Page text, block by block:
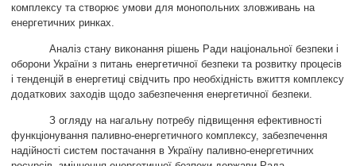
комплексу та створює умови для монопольних зловживань на
енергетичних ринках.
Аналіз стану виконання рішень Ради національної безпеки і
оборони України з питань енергетичної безпеки та розвитку процесів
і тенденцій в енергетиці свідчить про необхідність вжиття комплексу
додаткових заходів щодо забезпечення енергетичної безпеки.
З огляду на нагальну потребу підвищення ефективності
функціонування паливно-енергетичного комплексу, забезпечення
надійності систем постачання в Україну паливно-енергетичних